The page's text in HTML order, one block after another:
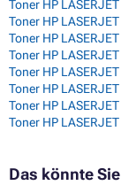
Toner HP
Toner HP
Toner HP
Toner HP
Toner HP
Toner HP
Toner HP
Toner HP
Das könnte